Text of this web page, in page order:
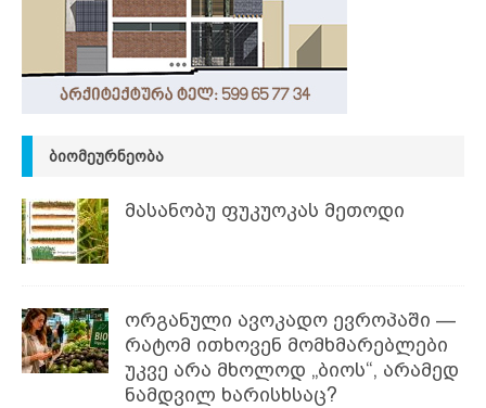
ᲑᲘᲝᲛᲔᲣᲠᲜᲔᲝᲑᲐ
მასანობუ ფუკუოკას მეთოდი
ორგანული ავოკადო ევროპაში —
რატომ ითხოვენ მომხმარებლები
უკვე არა მხოლოდ „ბიოს“, არამედ
ნამდვილ ხარისხსაც?